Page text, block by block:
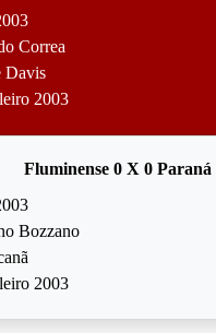
Correa
Davis
2003
Fluminense 0 X 0 Paraná
Bozzano
2003